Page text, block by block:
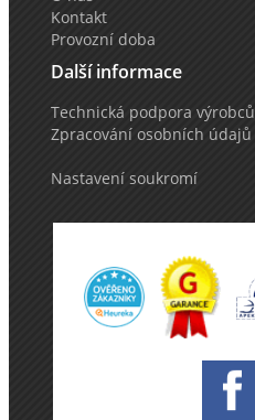
Kontakt
Provozní doba
Další informace
Technická podpora výrobců
Zpracování osobních údajů
Nastavení soukromí